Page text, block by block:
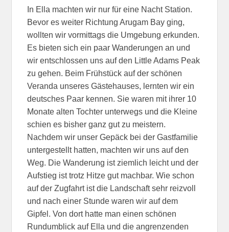
In Ella machten wir nur für eine Nacht Station.
Bevor es weiter Richtung Arugam Bay ging,
wollten wir vormittags die Umgebung erkunden.
Es bieten sich ein paar Wanderungen an und
wir entschlossen uns auf den Little Adams Peak
zu gehen. Beim Frühstück auf der schönen
Veranda unseres Gästehauses, lernten wir ein
deutsches Paar kennen. Sie waren mit ihrer 10
Monate alten Tochter unterwegs und die Kleine
schien es bisher ganz gut zu meistern.
Nachdem wir unser Gepäck bei der Gastfamilie
untergestellt hatten, machten wir uns auf den
Weg. Die Wanderung ist ziemlich leicht und der
Aufstieg ist trotz Hitze gut machbar. Wie schon
auf der Zugfahrt ist die Landschaft sehr reizvoll
und nach einer Stunde waren wir auf dem
Gipfel. Von dort hatte man einen schönen
Rundumblick auf Ella und die angrenzenden